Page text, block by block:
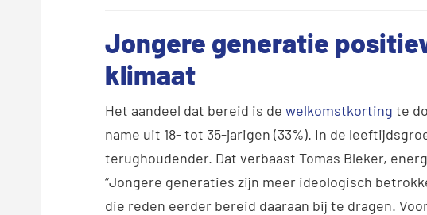
Jongere generatie
klimaat
Het aandeel dat bereid is de welkomstkorting te
name uit 18- tot 35-jarigen (33%). In de
terughoudender. Dat verbaast Tomas Bleker,
“Jongere generaties zijn meer ideologisch
die reden eerder bereid daaraan bij te dragen.